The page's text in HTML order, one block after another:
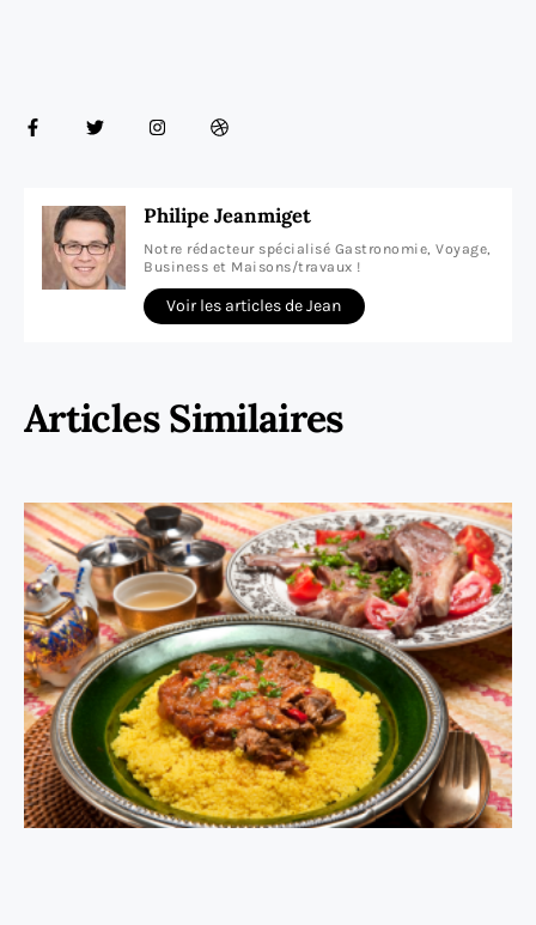
Philipe Jeanmiget
Notre rédacteur spécialisé Gastronomie, Voyage,
Business et Maisons/travaux !
Voir les articles de Jean
Articles Similaires